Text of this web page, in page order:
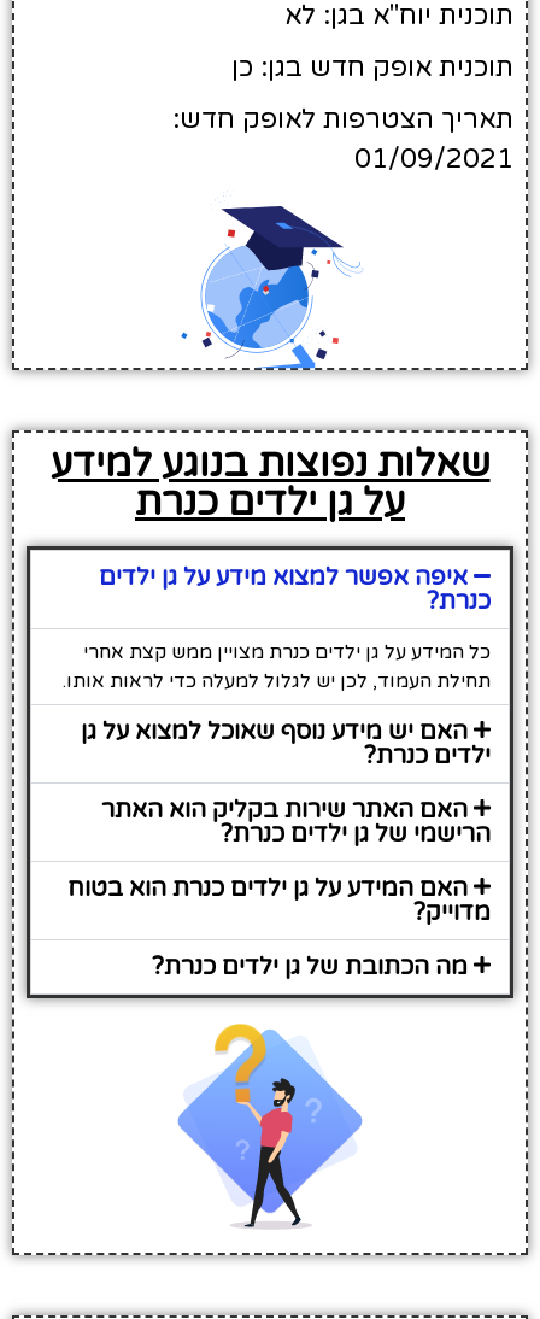
תוכנית יוח"א בגן: לא
תוכנית אופק חדש בגן: כן
תאריך הצטרפות לאופק חדש:
01/09/2021
שאלות נפוצות בנוגע למידע
על גן ילדים כנרת
איפה אפשר למצוא מידע על גן ילדים
כנרת?
כל המידע על גן ילדים כנרת מצויין ממש קצת אחרי
תחילת העמוד, לכן יש לגלול למעלה כדי לראות אותו.
האם יש מידע נוסף שאוכל למצוא על גן
ילדים כנרת?
האם האתר שירות בקליק הוא האתר
הרישמי של גן ילדים כנרת?
האם המידע על גן ילדים כנרת הוא בטוח
מדוייק?
מה הכתובת של גן ילדים כנרת?